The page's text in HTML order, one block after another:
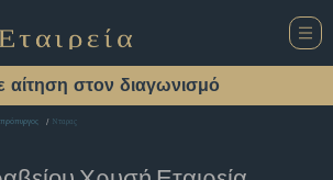
αίτηση στον διαγωνισμό
Νταρας